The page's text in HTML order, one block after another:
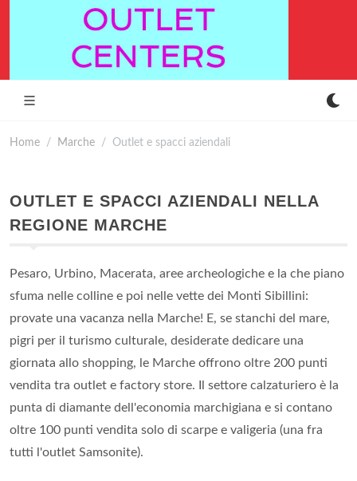
Home Marche Outlet e spacci aziendali
OUTLET E SPACCI AZIENDALI NELLA
REGIONE MARCHE
Pesaro, Urbino, Macerata, aree archeologiche e la che piano
sfuma nelle colline e poi nelle vette dei Monti Sibillini:
provate una vacanza nella Marche! E, se stanchi del mare,
pigri per il turismo culturale, desiderate dedicare una
giornata allo shopping, le Marche offrono oltre 200 punti
vendita tra outlet e factory store. Il settore calzaturiero è la
punta di diamante dell'economia marchigiana e si contano
oltre 100 punti vendita solo di scarpe e valigeria (una fra
tutti l'outlet Samsonite).